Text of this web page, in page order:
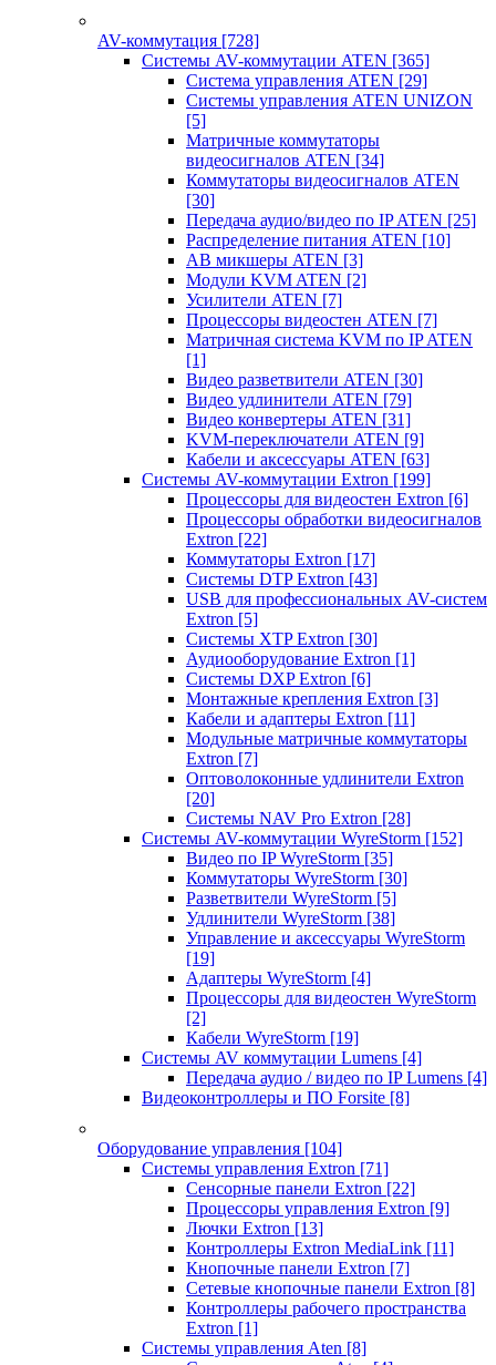
AV-коммутация [728]
Системы AV-коммутации ATEN [365]
Система управления ATEN [29]
Системы управления ATEN UNIZON
[5]
Матричные коммутаторы
видеосигналов ATEN [34]
Коммутаторы видеосигналов ATEN
[30]
Передача аудио/видео по IP ATEN [25]
Распределение питания ATEN [10]
АВ микшеры ATEN [3]
Модули KVM ATEN [2]
Усилители ATEN [7]
Процессоры видеостен ATEN [7]
Матричная система KVM по IP ATEN
[1]
Видео разветвители ATEN [30]
Видео удлинители ATEN [79]
Видео конвертеры ATEN [31]
KVM-переключатели ATEN [9]
Кабели и аксессуары ATEN [63]
Системы AV-коммутации Extron [199]
Процессоры для видеостен Extron [6]
Процессоры обработки видеосигналов
Extron [22]
Коммутаторы Extron [17]
Системы DTP Extron [43]
USB для профессиональных AV-систем
Extron [5]
Системы XTP Extron [30]
Аудиооборудование Extron [1]
Системы DXP Extron [6]
Монтажные крепления Extron [3]
Кабели и адаптеры Extron [11]
Модульные матричные коммутаторы
Extron [7]
Оптоволоконные удлинители Extron
[20]
Системы NAV Pro Extron [28]
Системы AV-коммутации WyreStorm [152]
Видео по IP WyreStorm [35]
Коммутаторы WyreStorm [30]
Разветвители WyreStorm [5]
Удлинители WyreStorm [38]
Управление и аксессуары WyreStorm
[19]
Адаптеры WyreStorm [4]
Процессоры для видеостен WyreStorm
[2]
Кабели WyreStorm [19]
Системы AV коммутации Lumens [4]
Передача аудио / видео по IP Lumens [4]
Видеоконтроллеры и ПО Forsite [8]
Оборудование управления [104]
Системы управления Extron [71]
Сенсорные панели Extron [22]
Процессоры управления Extron [9]
Лючки Extron [13]
Контроллеры Extron MediaLink [11]
Кнопочные панели Extron [7]
Сетевые кнопочные панели Extron [8]
Контроллеры рабочего пространства
Extron [1]
Системы управления Aten [8]